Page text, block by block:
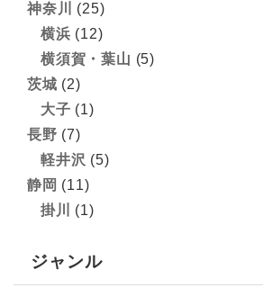
神奈川
(25)
横浜 (12)
横須賀・葉山 (5)
茨城 (2)
大子 (1)
長野 (7)
軽井沢 (5)
静岡 (11)
掛川
(1)
ジャンル